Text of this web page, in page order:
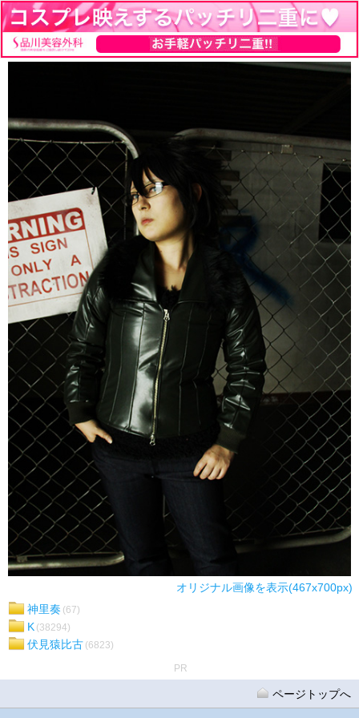
オリジナル画像を表示(467x700px)
神里奏 (67)
K (38294)
伏見猿比古 (6823)
PR
ページトップへ